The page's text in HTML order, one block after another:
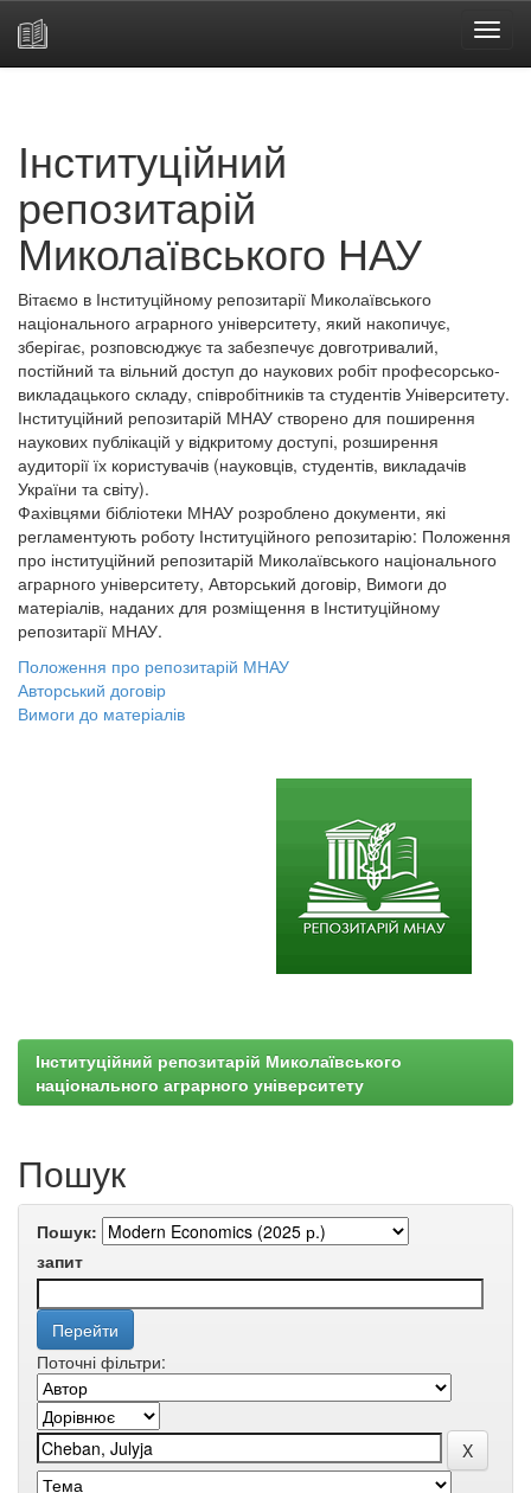
Інституційний
репозитарій
Миколаївського НАУ
Вітаємо в Інституційному репозитарії Миколаївського
національного аграрного університету, який накопичує,
зберігає, розповсюджує та забезпечує довготривалий,
постійний та вільний доступ до наукових робіт професорсько-
викладацького складу, співробітників та студентів Університету.
Інституційний репозитарій МНАУ створено для поширення
наукових публікацій у відкритому доступі, розширення
аудиторії їх користувачів (науковців, студентів, викладачів
України та світу).
Фахівцями бібліотеки МНАУ розроблено документи, які
регламентують роботу Інституційного репозитарію: Положення
про інституційний репозитарій Миколаївського національного
аграрного університету, Авторський договір, Вимоги до
матеріалів, наданих для розміщення в Інституційному
репозитарії МНАУ.
Положення про репозитарій МНАУ
Авторський договір
Вимоги до матеріалів
Інституційний репозитарій Миколаївського
національного аграрного університету
Пошук
Пошук:
запит
Поточні фільтри: